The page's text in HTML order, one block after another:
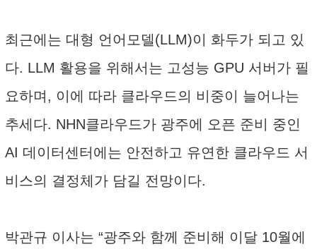
최근에는 대형 언어모델(LLM)이 화두가 되고 있
다. LLM 활용을 위해서는 고성능 GPU 서버가 필
요하며, 이에 따라 클라우드의 비중이 늘어나는
추세다. NHN클라우드가 광주에 오픈 준비 중인
AI 데이터센터에는 안전하고 유연한 클라우드 서
비스의 결정체가 담길 전망이다.
박관규 이사는 “광주와 함께 준비해 이달 10월에